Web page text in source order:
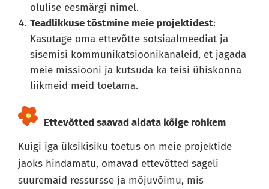
olulise eesmärgi nimel.
Teadlikkuse tõstmine meie projektidest:
Kasutage oma ettevõtte sotsiaalmeediat ja
sisemisi kommunikatsioonikanaleid, et jagada
meie missiooni ja kutsuda ka teisi ühiskonna
liikmeid meid toetama.
Ettevõtted saavad aidata kõige rohkem
Kuigi iga üksikisiku toetus on meie projektide
jaoks hindamatu, omavad ettevõtted sageli
suuremaid ressursse ja mõjuvõimu, mis